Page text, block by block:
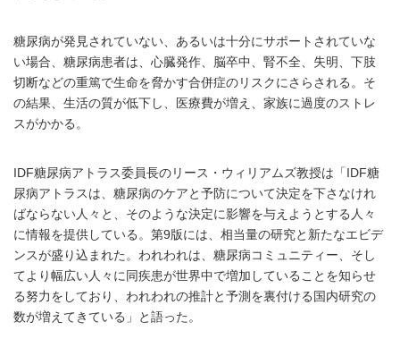
糖尿病が発見されていない、あるいは十分にサポートされていな
い場合、糖尿病患者は、心臓発作、脳卒中、腎不全、失明、下肢
切断などの重篤で生命を脅かす合併症のリスクにさらされる。そ
の結果、生活の質が低下し、医療費が増え、家族に過度のストレ
スがかかる。
IDF糖尿病アトラス委員長のリース・ウィリアムズ教授は「IDF糖
尿病アトラスは、糖尿病のケアと予防について決定を下さなけれ
ばならない人々と、そのような決定に影響を与えようとする人々
に情報を提供している。第9版には、相当量の研究と新たなエビデ
ンスが盛り込まれた。われわれは、糖尿病コミュニティー、そし
てより幅広い人々に同疾患が世界中で増加していることを知らせ
る努力をしており、われわれの推計と予測を裏付ける国内研究の
数が増えてきている」と語った。